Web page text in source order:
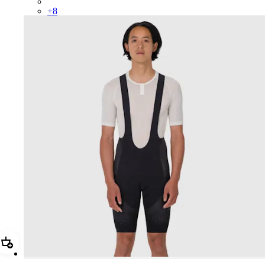
+8
追加 メンズ プロチーム パワーウィーブ ビブショーツ